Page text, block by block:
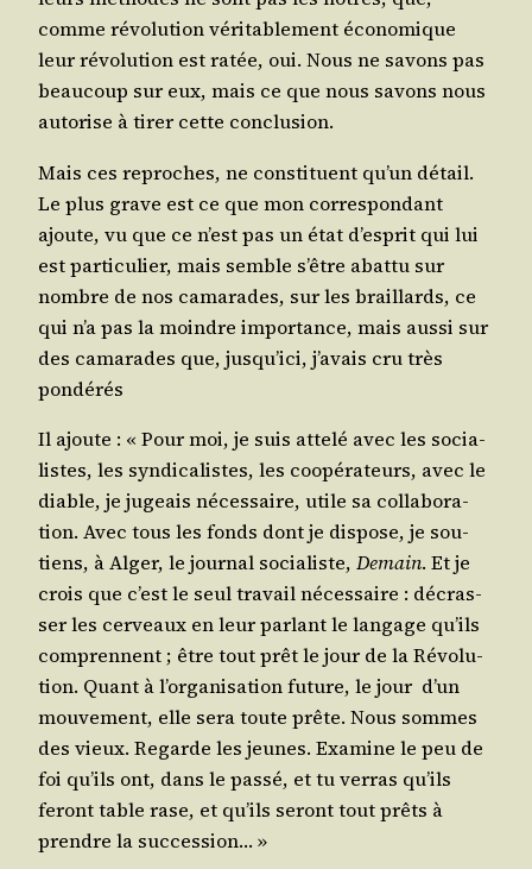
comme révo­lu­tion véri­ta­ble­ment éco­no­mique
leur révo­lu­tion est ratée, oui. Nous ne savons pas
beau­coup sur eux, mais ce que nous savons nous
auto­rise à tirer cette conclusion.
Mais ces reproches, ne consti­tuent qu’un détail.
Le plus grave est ce que mon cor­res­pon­dant
ajoute, vu que ce n’est pas un état d’esprit qui lui
est par­ti­cu­lier, mais semble s’être abat­tu sur
nombre de nos cama­rades, sur les braillards, ce
qui n’a pas la moindre impor­tance, mais aus­si sur
des cama­rades que, jusqu’ici, j’avais cru très
pondérés
Il ajoute : « Pour moi, je suis atte­lé avec les socia­
listes, les syn­di­ca­listes, les coopé­ra­teurs, avec le
diable, je jugeais néces­saire, utile sa col­la­bo­ra­
tion. Avec tous les fonds dont je dis­pose, je sou­
tiens, à Alger, le jour­nal socia­liste, Demain. Et je
crois que c’est le seul tra­vail néces­saire : décras­
ser les cer­veaux en leur par­lant le lan­gage qu’ils
com­prennent ; être tout prêt le jour de la Révo­lu­
tion. Quant à l’organisation future, le jour d’un
mou­ve­ment, elle sera toute prête. Nous sommes
des vieux. Regarde les jeunes. Exa­mine le peu de
foi qu’ils ont, dans le pas­sé, et tu ver­ras qu’ils
feront table rase, et qu’ils seront tout prêts à
prendre la succession… »